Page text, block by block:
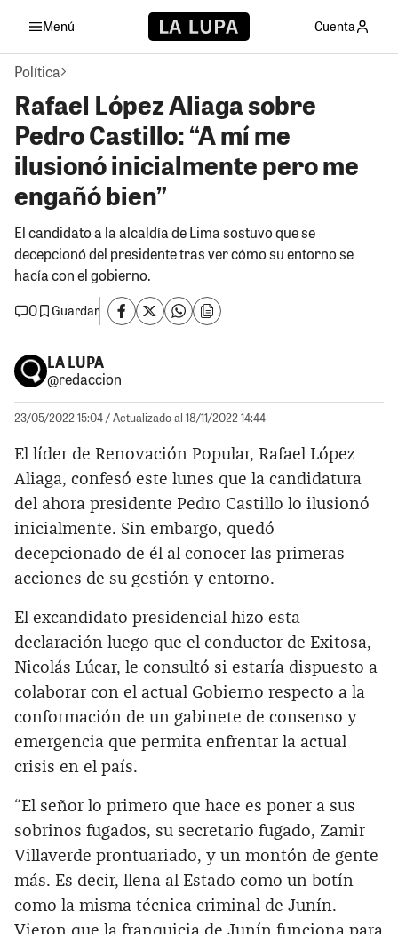
Menú Cuenta
Política
Rafael López Aliaga sobre
Pedro Castillo: “A mí me
ilusionó inicialmente pero me
engañó bien”
El candidato a la alcaldía de Lima sostuvo que se
decepcionó del presidente tras ver cómo su entorno se
hacía con el gobierno.
0
Guardar
LA LUPA
@redaccion
23/05/2022 15:04/ Actualizado al 18/11/2022 14:44
El líder de Renovación Popular, Rafael López
Aliaga, confesó este lunes que la candidatura
del ahora presidente Pedro Castillo lo ilusionó
inicialmente. Sin embargo, quedó
decepcionado de él al conocer las primeras
acciones de su gestión y entorno.
El excandidato presidencial hizo esta
declaración luego que el conductor de Exitosa,
Nicolás Lúcar, le consultó si estaría dispuesto a
colaborar con el actual Gobierno respecto a la
conformación de un gabinete de consenso y
emergencia que permita enfrentar la actual
crisis en el país.
“El señor lo primero que hace es poner a sus
sobrinos fugados, su secretario fugado, Zamir
Villaverde prontuariado, y un montón de gente
más. Es decir, llena al Estado como un botín
como la misma técnica criminal de Junín.